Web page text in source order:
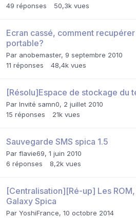
49 réponses 50,3k vues
Ecran cassé, comment
portable?
Par anobemaster, 9 septembre 2010
11 réponses 48,4k vues
[Résolu]Espace de stockage du
Par Invité samn0, 2 juillet 2010
15 réponses 21k vues
Sauvegarde SMS spica 1.5
Par flavie69, 1 juin 2010
6 réponses 8,2k vues
[Centralisation][Ré-up] Les
Galaxy Spica
Par YoshiFrance, 10 octobre 2014